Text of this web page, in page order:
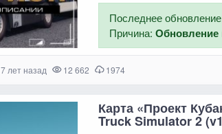
Последнее
Причина:Обновление
7 лет назад 12 662 1974
Карта «Проект
Truck Simulator 2